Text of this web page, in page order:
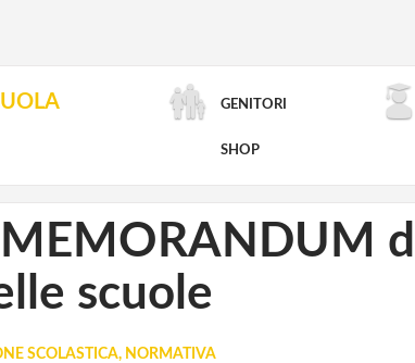
GENITORI
SHOP
RICERCA AVANZATA
scuole
SCOLASTICA, NORMATIVA